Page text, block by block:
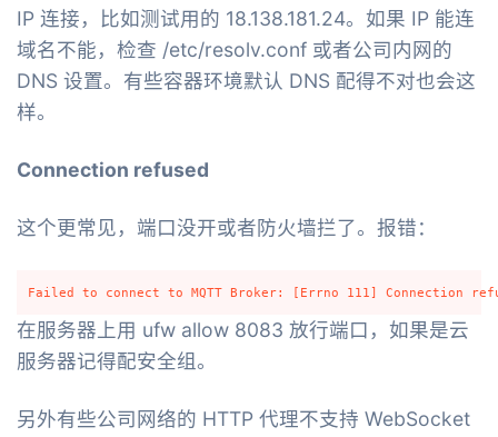
IP 连接，比如测试用的 18.138.181.24。如果 IP 能连
域名不能，检查 /etc/resolv.conf 或者公司内网的
DNS 设置。有些容器环境默认 DNS 配得不对也会这
样。
Connection refused
这个更常见，端口没开或者防火墙拦了。报错：
在服务器上用 ufw allow 8083 放行端口，如果是云
服务器记得配安全组。
另外有些公司网络的 HTTP 代理不支持 WebSocket